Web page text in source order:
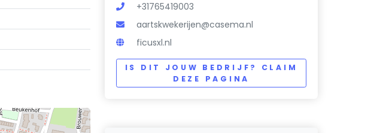
+31765419003
aartskwekerijen@casema.nl
ficusxl.nl
IS DIT JOUW BEDRIJF? CLAIM
DEZE PAGINA